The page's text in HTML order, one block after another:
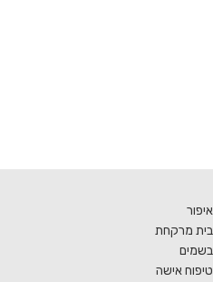
איפור
בית מרקחת
בשמים
טיפוח אישה